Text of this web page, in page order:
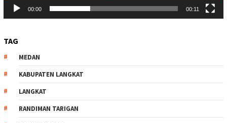
00:00 00:11
TAG
MEDAN
KABUPATEN LANGKAT
LANGKAT
RANDIMAN TARIGAN